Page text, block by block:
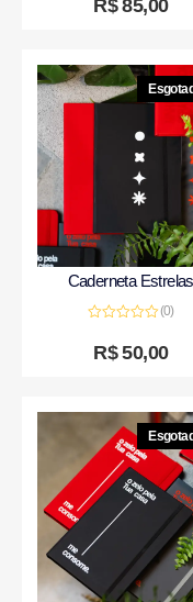
deR$85,00
Caderneta Estrelas
de
(0)
R$50,00